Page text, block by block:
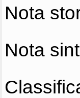
Nota
Nota